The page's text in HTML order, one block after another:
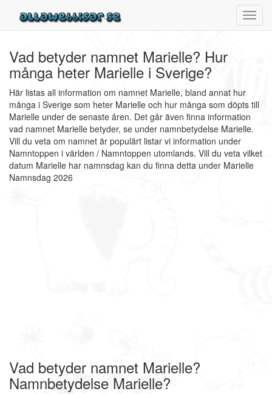
Vad betyder namnet Marielle? Hur
många heter Marielle i Sverige?
Här listas all information om namnet Marielle, bland annat hur
många i Sverige som heter Marielle och hur många som döpts till
Marielle under de senaste åren. Det går även finna information
vad namnet Marielle betyder, se under namnbetydelse Marielle.
Vill du veta om namnet är populärt listar vi information under
Namntoppen i världen / Namntoppen utomlands. Vill du veta vilket
datum Marielle har namnsdag kan du finna detta under Marielle
Namnsdag 2026
Vad betyder namnet Marielle?
Namnbetydelse Marielle?